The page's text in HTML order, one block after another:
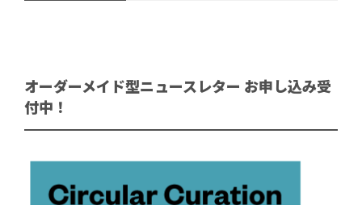
オーダーメイド型ニュースレター お申し込み受
付中！